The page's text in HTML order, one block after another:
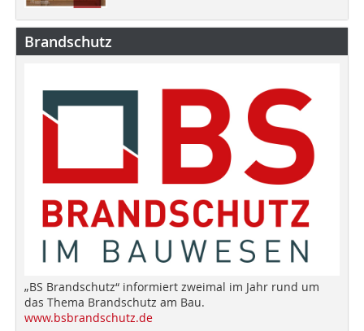
Brandschutz
„BS Brandschutz“ informiert zweimal im Jahr rund um
das Thema Brandschutz am Bau.
www.bsbrandschutz.de